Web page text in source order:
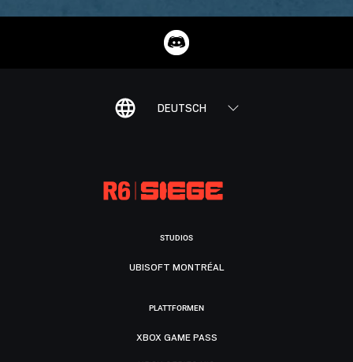
DEUTSCH
STUDIOS
UBISOFT MONTRÉAL
PLATTFORMEN
XBOX GAME PASS